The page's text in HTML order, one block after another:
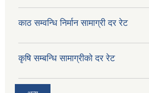
काठ सम्वन्धि निर्मान सामाग्री दर रेट
कृषि सम्बन्धि सामाग्रीको दर रेट